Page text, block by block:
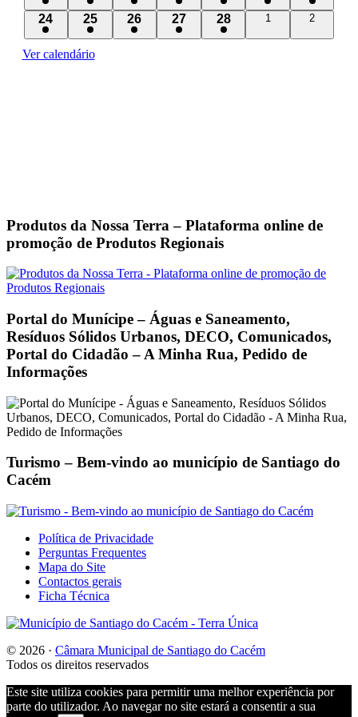
evento
evento
evento
evento
evento
evento
evento
1
evento
24
1
evento
25
1
evento
26
2
eventos
27
1
evento
28
0
1
0
2
Ver calendário
Produtos da Nossa Terra – Plataforma online de
promoção de Produtos Regionais
Portal do Munícipe – Águas e Saneamento,
Resíduos Sólidos Urbanos, DECO, Comunicados,
Portal do Cidadão – A Minha Rua, Pedido de
Informações
Turismo – Bem-vindo ao município de Santiago do
Cacém
FooterPolítica de Privacidade
Perguntas Frequentes
Mapa do Site
Contactos gerais
Ficha Técnica
© 2026 · Câmara Municipal de Santiago do Cacém
Todos os direitos reservados
Este site utiliza cookies para permitir uma melhor experiência por
parte do utilizador. Ao navegar no site estará a consentir a sua